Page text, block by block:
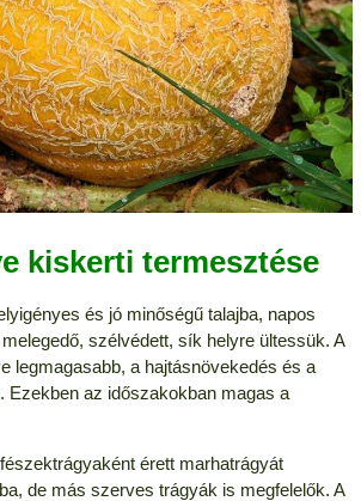
kiskerti termesztése
és jó minőségű talajba, napos
szélvédett, sík helyre ültessük. A
legmagasabb, a hajtásnövekedés és a
Ezekben az időszakokban magas a
érett marhatrágyát
de más szerves trágyák is megfelelők. A